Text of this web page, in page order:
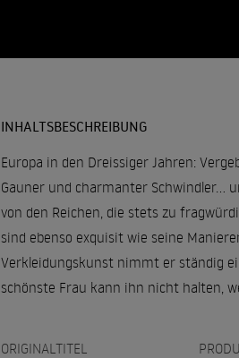
INHALTSBESCHREIBUNG
Europa in den Dreissiger Jahren:
Gauner und charmanter Schwindler...
von den Reichen, die stets zu
sind ebenso exquisit wie seine
Verkleidungskunst nimmt er ständig
schönste Frau kann ihn nicht halten,
ORIGINALTITEL